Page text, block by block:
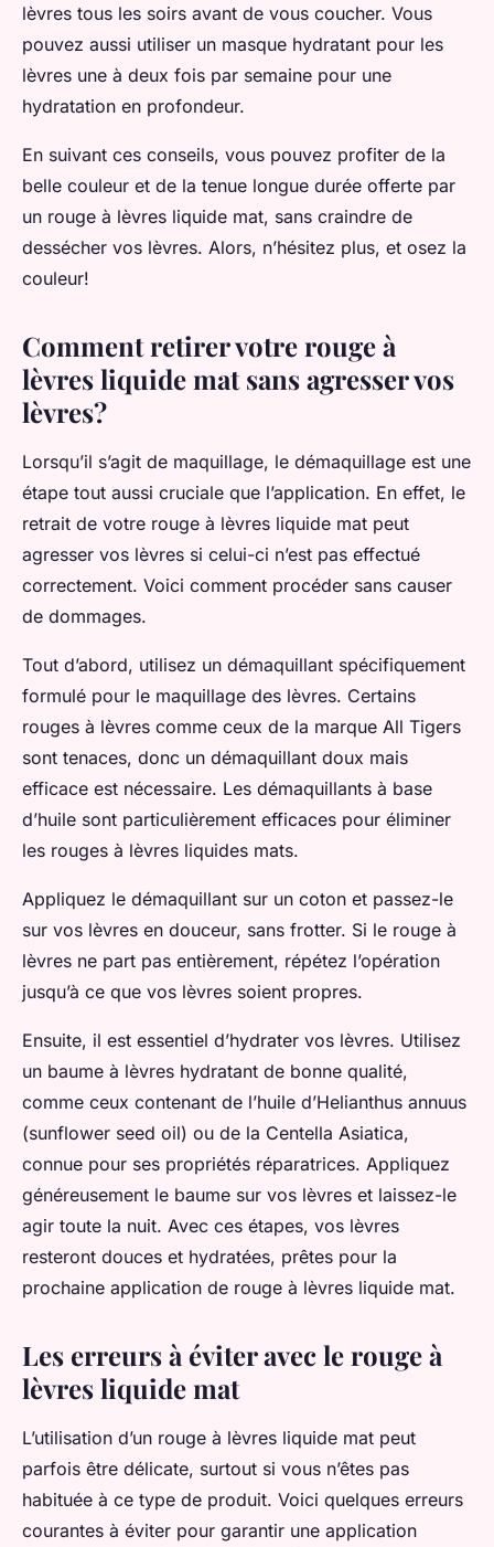
lèvres tous les soirs avant de vous coucher. Vous
pouvez aussi utiliser un masque hydratant pour les
lèvres une à deux fois par semaine pour une
hydratation en profondeur.
En suivant ces conseils, vous pouvez profiter de la
belle couleur et de la tenue longue durée offerte par
un rouge à lèvres liquide mat, sans craindre de
dessécher vos lèvres. Alors, n’hésitez plus, et osez la
couleur!
Comment retirer votre rouge à
lèvres liquide mat sans agresser vos
lèvres?
Lorsqu’il s’agit de maquillage, le démaquillage est une
étape tout aussi cruciale que l’application. En effet, le
retrait de votre rouge à lèvres liquide mat peut
agresser vos lèvres si celui-ci n’est pas effectué
correctement. Voici comment procéder sans causer
de dommages.
Tout d’abord, utilisez un démaquillant spécifiquement
formulé pour le maquillage des lèvres. Certains
rouges à lèvres comme ceux de la marque All Tigers
sont tenaces, donc un démaquillant doux mais
efficace est nécessaire. Les démaquillants à base
d’huile sont particulièrement efficaces pour éliminer
les rouges à lèvres liquides mats.
Appliquez le démaquillant sur un coton et passez-le
sur vos lèvres en douceur, sans frotter. Si le rouge à
lèvres ne part pas entièrement, répétez l’opération
jusqu’à ce que vos lèvres soient propres.
Ensuite, il est essentiel d’hydrater vos lèvres. Utilisez
un baume à lèvres hydratant de bonne qualité,
comme ceux contenant de l’huile d’Helianthus annuus
(sunflower seed oil) ou de la Centella Asiatica,
connue pour ses propriétés réparatrices. Appliquez
généreusement le baume sur vos lèvres et laissez-le
agir toute la nuit. Avec ces étapes, vos lèvres
resteront douces et hydratées, prêtes pour la
prochaine application de rouge à lèvres liquide mat.
Les erreurs à éviter avec le rouge à
lèvres liquide mat
L’utilisation d’un rouge à lèvres liquide mat peut
parfois être délicate, surtout si vous n’êtes pas
habituée à ce type de produit. Voici quelques erreurs
courantes à éviter pour garantir une application